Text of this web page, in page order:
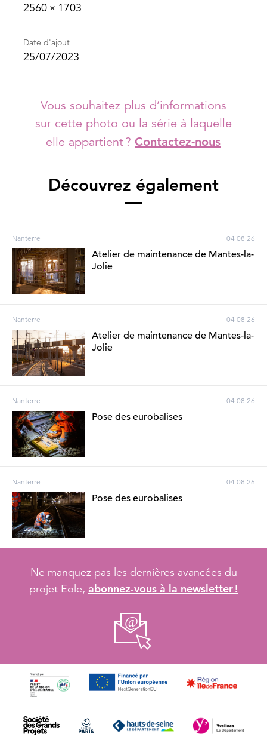
2560 × 1703
Date d'ajout
25/07/2023
Vous souhaitez plus d’informations
sur cette photo ou la série à laquelle
elle appartient ? Contactez-nous
Découvrez également
Nanterre 04 08 26
Atelier de maintenance de Mantes-la-
Jolie
Nanterre 04 08 26
Atelier de maintenance de Mantes-la-
Jolie
Nanterre 04 08 26
Pose des eurobalises
Nanterre 04 08 26
Pose des eurobalises
Ne manquez pas les dernières avancées du
projet Eole, abonnez-vous à la newsletter !